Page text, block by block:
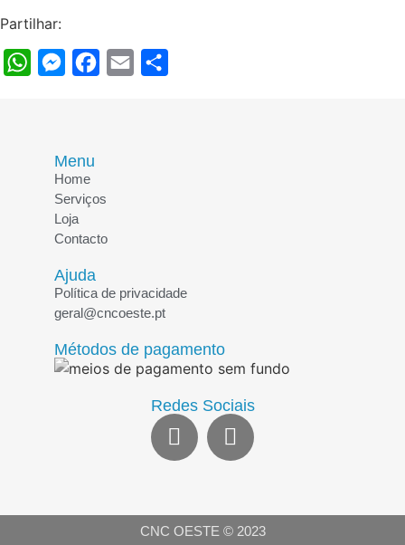
Partilhar:
WhatsAppMessengerFacebook
Email
Menu
Home
Serviços
Loja
Contacto
Ajuda
Política de privacidade
geral@cncoeste.pt
Métodos de pagamento
Redes Sociais
CNC OESTE © 2023